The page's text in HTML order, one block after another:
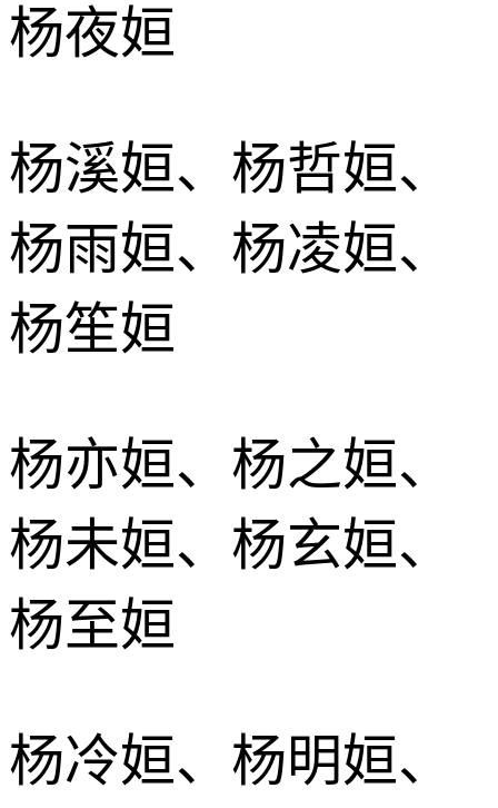
杨夜姮
杨溪姮、杨哲姮、
杨雨姮、杨凌姮、
杨笙姮
杨亦姮、杨之姮、
杨未姮、杨玄姮、
杨至姮
杨冷姮、杨明姮、